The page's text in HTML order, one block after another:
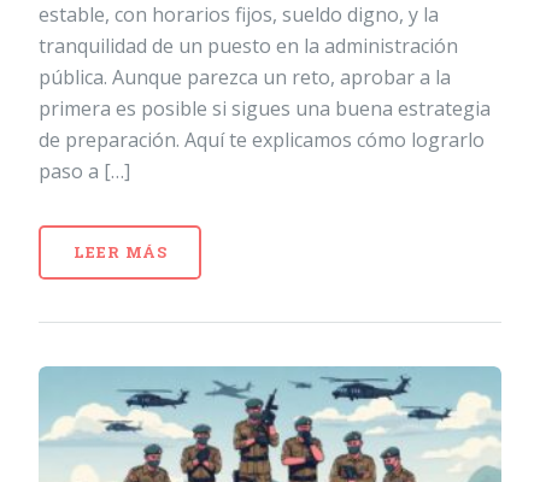
estable, con horarios fijos, sueldo digno, y la
tranquilidad de un puesto en la administración
pública. Aunque parezca un reto, aprobar a la
primera es posible si sigues una buena estrategia
de preparación. Aquí te explicamos cómo lograrlo
paso a […]
LEER MÁS